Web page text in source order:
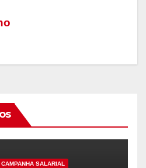
CAMPANHA SALARIAL